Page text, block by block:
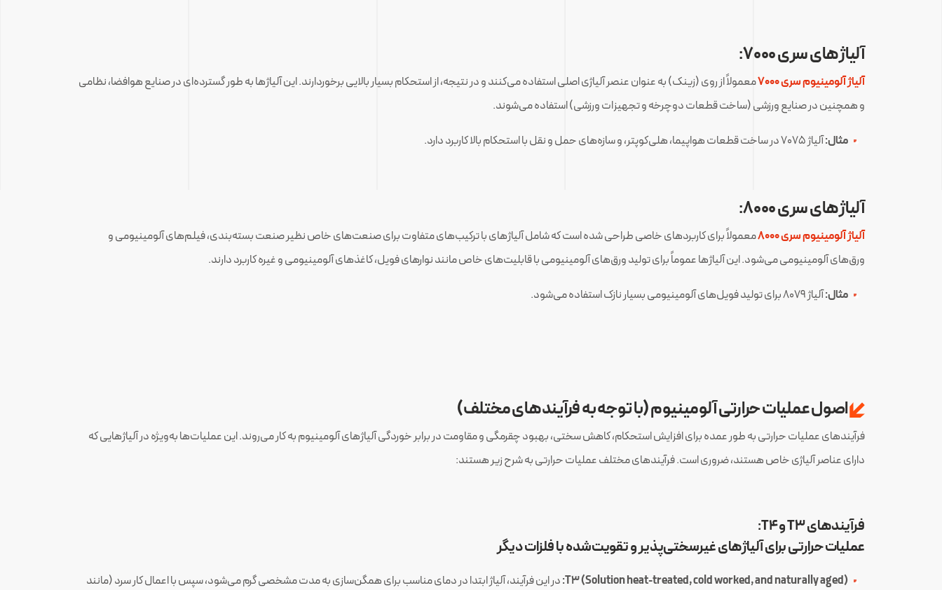
آلیاژهای سری ۷۰۰۰:
آلیاژ آلومینیوم سری 7000
معمولاً از روی (زینک) به عنوان عنصر آلیاژی اصلی استفاده می‌کنند و در نتیجه، از استحکام بسیار بالایی برخوردارند. این آلیاژها به طور گسترده‌ای در صنایع هوافضا، نظامی
و همچنین در صنایع ورزشی (ساخت قطعات دوچرخه و تجهیزات ورزشی) استفاده می‌شوند.
مثال:آلیاژ ۷۰۷۵ در ساخت قطعات هواپیما، هلی‌کوپتر، و سازه‌های حمل و نقل با استحکام بالا کاربرد دارد.
آلیاژهای سری ۸۰۰۰:
آلیاژ آلومینیوم سری 8000
معمولاً برای کاربردهای خاصی طراحی شده است که شامل آلیاژهای با ترکیب‌های متفاوت برای صنعت‌های خاص نظیر صنعت بسته‌بندی، فیلم‌های آلومینیومی و
ورق‌های آلومینیومی می‌شود. این آلیاژها عموماً برای تولید ورق‌های آلومینیومی با قابلیت‌های خاص مانند نوارهای فویل، کاغذهای آلومینیومی و غیره کاربرد دارند.
مثال:آلیاژ ۸۰۷۹ برای تولید فویل‌های آلومینیومی بسیار نازک استفاده می‌شود.
اصول عملیات حرارتی آلومینیوم (با توجه به فرآیندهای مختلف)
فرآیندهای عملیات حرارتی به طور عمده برای افزایش استحکام، کاهش سختی، بهبود چقرمگی و مقاومت در برابر خوردگی آلیاژهای آلومینیوم به کار می‌روند. این عملیات‌ها به‌ویژه در آلیاژهایی که
دارای عناصر آلیاژی خاص هستند، ضروری است. فرآیندهای مختلف عملیات حرارتی به شرح زیر هستند:
فرآیندهای T3 و T4:
عملیات حرارتی برای آلیاژهای غیرسختی‌پذیر و تقویت‌شده با فلزات دیگر
T3 (Solution heat-treated, cold worked, and naturally aged): در این فرآیند، آلیاژ ابتدا در دمای مناسب برای همگن‌سازی به مدت مشخصی گرم می‌شود، سپس با اعمال کار سرد (مانند